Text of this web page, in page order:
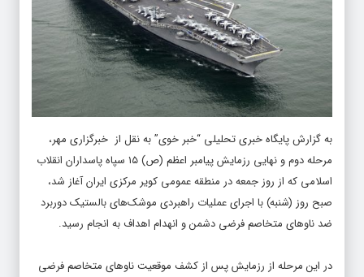
به گزارش پایگاه خبری تحلیلی “خبر خوی” به نقل از خبرگزاری مهر،
مرحله دوم و نهایی رزمایش پیامبر اعظم (ص) ۱۵ سپاه پاسداران انقلاب
اسلامی که از روز جمعه در منطقه عمومی کویر مرکزی ایران آغاز شد،
صبح روز (شنبه) با اجرای عملیات راهبردی موشک‌های بالستیک دوربرد
ضد ناوهای متخاصم فرضی دشمن و انهدام اهداف به انجام رسید.
در این مرحله از رزمایش پس از کشف موقعیت ناوهای متخاصم فرضی